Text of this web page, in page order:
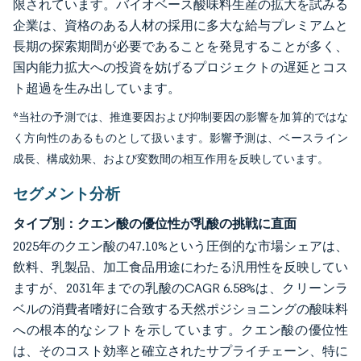
限されています。バイオベース酸味料生産の拡大を試みる
企業は、資格のある人材の採用に多大な給与プレミアムと
長期の探索期間が必要であることを発見することが多く、
国内能力拡大への投資を妨げるプロジェクトの遅延とコス
ト超過を生み出しています。
*当社の予測では、推進要因および抑制要因の影響を加算的ではな
く方向性のあるものとして扱います。影響予測は、ベースライン
成長、構成効果、および変数間の相互作用を反映しています。
セグメント分析
タイプ別：クエン酸の優位性が乳酸の挑戦に直面
2025年のクエン酸の47.10%という圧倒的な市場シェアは、
飲料、乳製品、加工食品用途にわたる汎用性を反映してい
ますが、2031年までの乳酸のCAGR 6.58%は、クリーンラ
ベルの消費者嗜好に合致する天然ポジショニングの酸味料
への根本的なシフトを示しています。クエン酸の優位性
は、そのコスト効率と確立されたサプライチェーン、特に